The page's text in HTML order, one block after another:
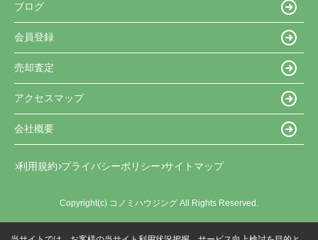
ブログ
会員登録
売却査定
アクセスマップ
会社概要
利用規約 プライバシーポリシー サイトマップ
Copyright(c) コノミハウジング All Rights Reserved.